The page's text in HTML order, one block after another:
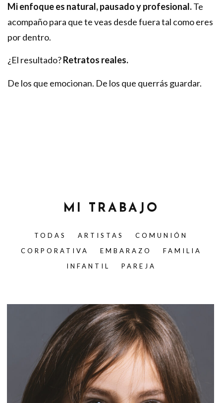
Mi enfoque es natural, pausado y profesional.Te
acompaño para que te veas desde fuera tal como eres
por dentro.
¿El resultado?Retratos reales.
De los que emocionan. De los que querrás guardar.
MI TRABAJO
TODAS ARTISTAS
COMUNIÓN
CORPORATIVA
EMBARAZO
FAMILIA
INFANTIL
PAREJA